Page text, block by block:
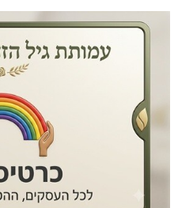
בדיקות פוליגרף – מתי כדאי
בהשערות?